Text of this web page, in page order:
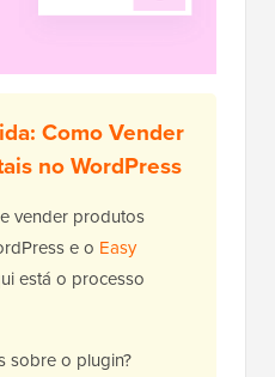
Como Vender
no WordPress
vender produtos
e o Easy
está o processo
sobre o plugin?